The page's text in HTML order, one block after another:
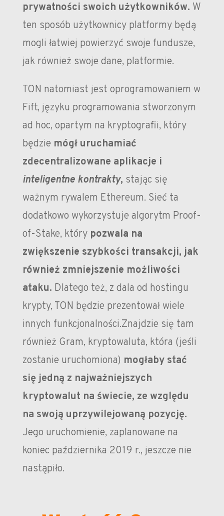
prywatności swoich użytkowników. W
ten sposób użytkownicy platformy będą
mogli łatwiej powierzyć swoje fundusze,
jak również swoje dane, platformie.
TON natomiast jest oprogramowaniem w
Fift, języku programowania stworzonym
ad hoc, opartym na kryptografii, który
będzie mógł uruchamiać
zdecentralizowane aplikacje i
inteligentne kontrakty, stając się
ważnym rywalem Ethereum. Sieć ta
dodatkowo wykorzystuje algorytm Proof-
of-Stake, który pozwala na
zwiększenie szybkości transakcji, jak
również zmniejszenie możliwości
ataku. Dlatego też, z dala od hostingu
krypty, TON będzie prezentował wiele
innych funkcjonalności.Znajdzie się tam
również Gram, kryptowaluta, która (jeśli
zostanie uruchomiona) mogłaby stać
się jedną z najważniejszych
kryptowalut na świecie, ze względu
na swoją uprzywilejowaną pozycję.
Jego uruchomienie, zaplanowane na
koniec października 2019 r., jeszcze nie
nastąpiło.